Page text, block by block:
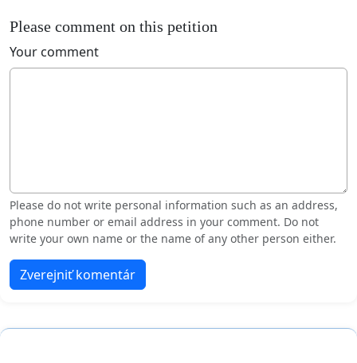
Please comment on this petition
Your comment
Please do not write personal information such as an address,
phone number or email address in your comment. Do not
write your own name or the name of any other person either.
Zverejniť komentár